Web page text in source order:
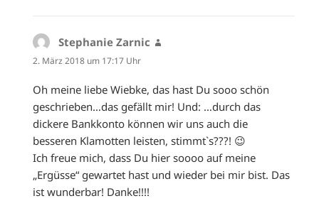
Stephanie Zarnic
2. März 2018 um 17:17 Uhr
Oh meine liebe Wiebke, das hast Du sooo schön
geschrieben…das gefällt mir! Und: …durch das
dickere Bankkonto können wir uns auch die
besseren Klamotten leisten, stimmt`s???! 😉
Ich freue mich, dass Du hier soooo auf meine
„Ergüsse“ gewartet hast und wieder bei mir bist. Das
ist wunderbar! Danke!!!!